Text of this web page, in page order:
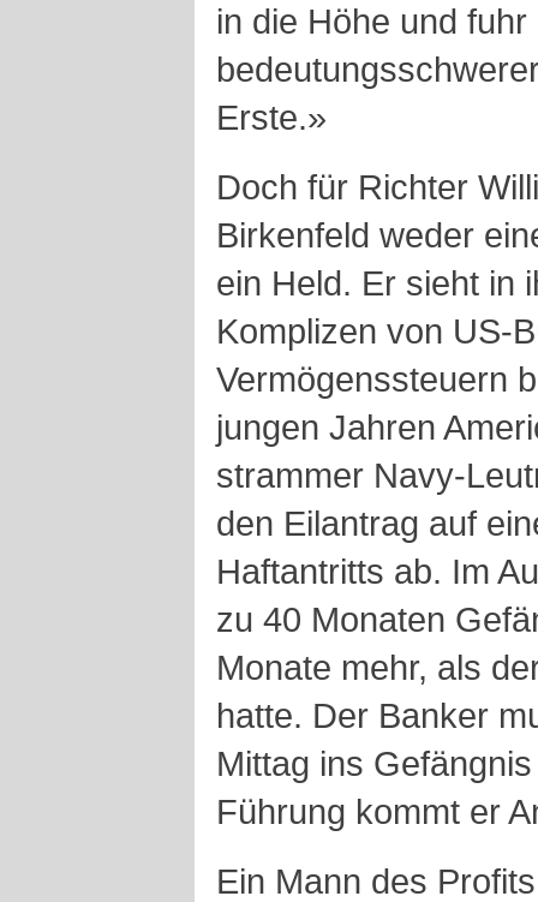
in die Höhe und fuhr
Erste.»
Doch für Richter
Birkenfeld weder
ein Held. Er sieht in
Komplizen von US-
Vermögenssteuern
jungen Jahren
strammer Navy-
den Eilantrag auf
Haftantritts ab. Im
zu 40 Monaten
Monate mehr, als
hatte. Der Banker
Mittag ins
Führung kommt er
Ein Mann des Profits